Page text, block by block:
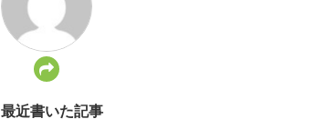
最近書いた記事